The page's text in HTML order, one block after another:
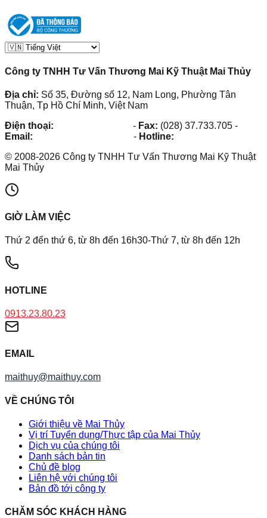
Công ty TNHH Tư Vấn Thương Mai Kỹ Thuật Mai Thủy
Địa chỉ: Số 35, Đường số 12, Nam Long, Phường Tân
Thuận, Tp Hồ Chí Minh, Việt Nam
Điện thoại:
- Fax: (028) 37.733.705 -
Email:
- Hotline:
© 2008-2026 Công ty TNHH Tư Vấn Thương Mai Kỹ Thuật
Mai Thủy
GIỜ LÀM VIỆC
Thứ 2 đến thứ 6, từ 8h đến 16h30-Thứ 7, từ 8h đến 12h
HOTLINE
0913.23.80.23
EMAIL
maithuy@maithuy.com
VỀ CHÚNG TÔI
Giới thiệu về Mai Thủy
Vị trí Tuyển dụng/Thực tập của Mai Thủy
Dịch vụ của chúng tôi
Danh sách bản tin
Chủ đề blog
Liên hệ với chúng tôi
Bản đồ tới công ty
CHĂM SÓC KHÁCH HÀNG